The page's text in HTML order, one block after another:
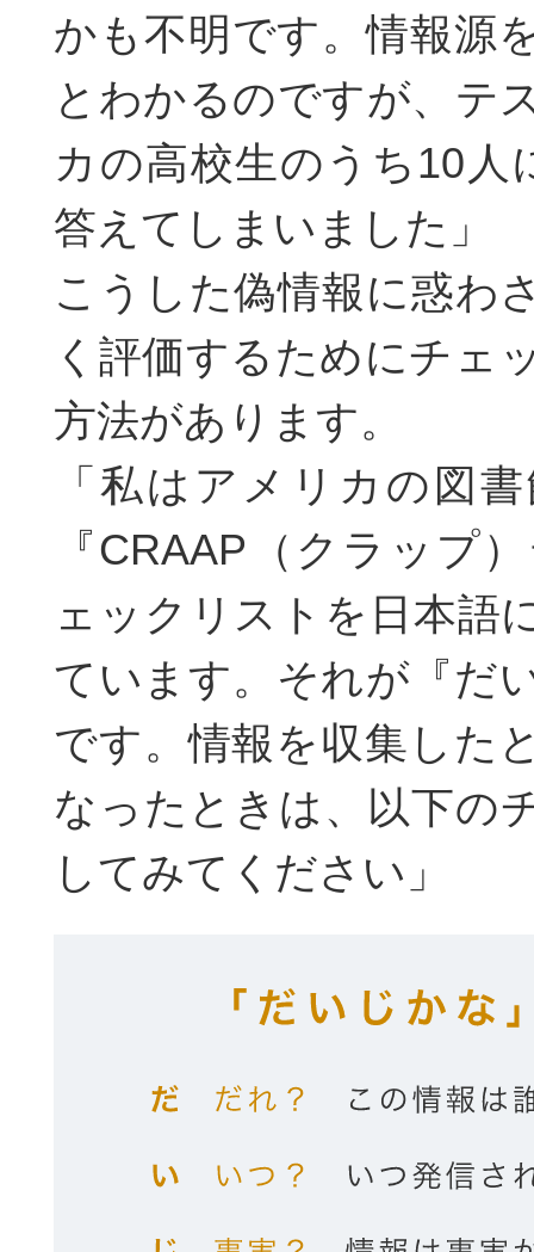
かも不明です。情報源
とわかるのですが、テ
カの高校生のうち10人
答えてしまいました」
こうした偽情報に惑わ
く評価するためにチェ
方法があります。
「私はアメリカの図
『CRAAP（クラップ
ェックリストを日本語
ています。それが『だ
です。情報を収集した
なったときは、以下の
してみてください」